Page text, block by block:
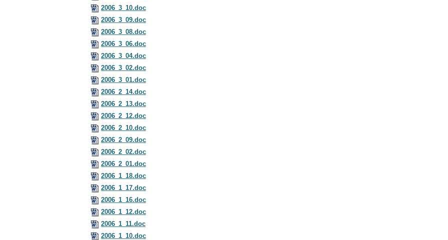
2006_3_10.doc
2006_3_09.doc
2006_3_08.doc
2006_3_06.doc
2006_3_04.doc
2006_3_02.doc
2006_3_01.doc
2006_2_14.doc
2006_2_13.doc
2006_2_12.doc
2006_2_10.doc
2006_2_09.doc
2006_2_02.doc
2006_2_01.doc
2006_1_18.doc
2006_1_17.doc
2006_1_16.doc
2006_1_12.doc
2006_1_11.doc
2006_1_10.doc